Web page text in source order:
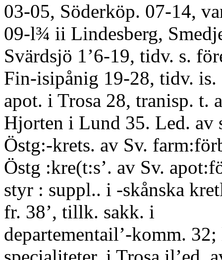
03-05, Söderköp. 07-14,
09-l¾ ii Lindesberg,
Svärdsjö 1’6-19, tidv. s.
Fin-isipånig 19-28, tidv. is.
apot. i Trosa 28, tranisp. t.
Hjorten i Lund 35. Led. av
Östg:-krets. av Sv.
Östg :kre(t:s’. av Sv.
styr : suppl.. i -skånska
fr. 38’, tillk. sakk. i
departementail’-komm.